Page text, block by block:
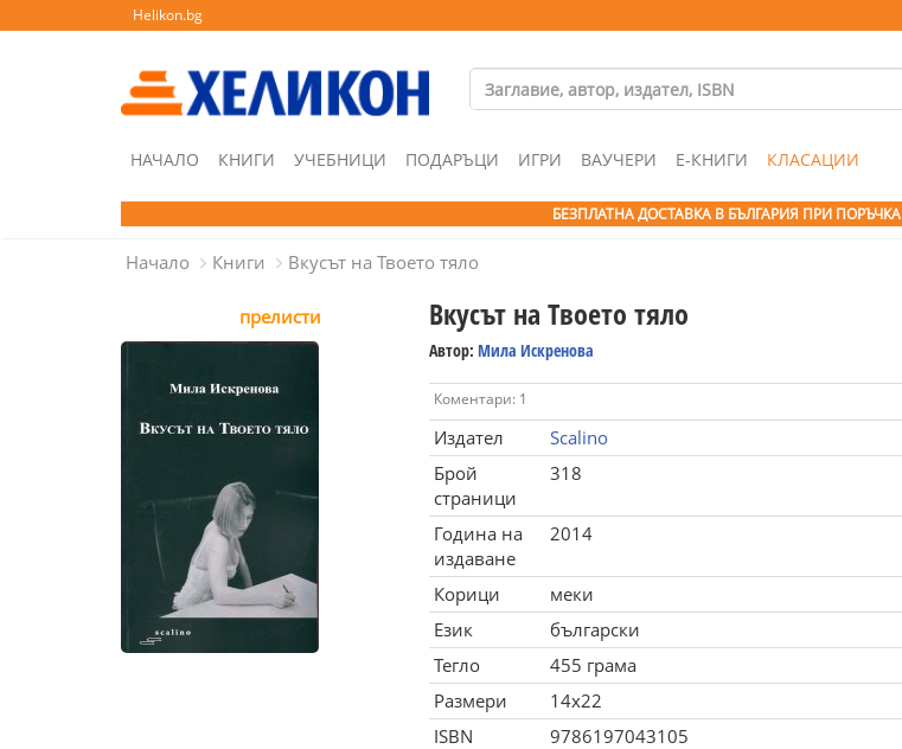
Helikon.bg
НАЧАЛО КНИГИ УЧЕБНИЦИ ПОДАРЪЦИ ИГРИ ВАУЧЕРИ Е-КНИГИ КЛАСАЦИИ
БЕЗПЛАТНА ДОСТАВКА В БЪЛГАРИЯ ПРИ ПОРЪЧКА
Начало Книги Вкусът на Твоето тяло
прелисти Вкусът на Твоето тяло
Автор: Мила Искренова
Коментари: 1
Издател
Scalino
Брой
страници
318
Година на
издаване
2014
Корици
меки
Език
български
Тегло
455 грама
Размери
14x22
ISBN
9786197043105